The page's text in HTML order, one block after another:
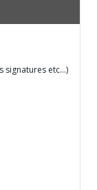
signatures etc…)